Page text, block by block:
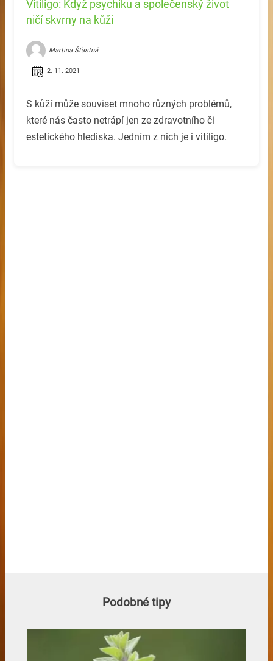
Vitiligo: Když psychiku a společenský život
ničí skvrny na kůži
Martina Šťastná
2. 11. 2021
S kůží může souviset mnoho různých problémů,
které nás často netrápí jen ze zdravotního či
estetického hlediska. Jedním z nich je i vitiligo.
Podobné tipy